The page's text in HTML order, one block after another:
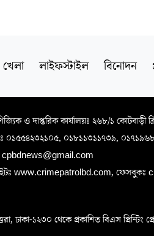
খেলা লাইফস্টাইল বিনোদন
ও দাপ্তরিক কার্যালয়ঃ ২৬৮/১
০১৫৫৪২৩২১০৫, ০১৮১১৩১১৭৩৯,
cpbdnews@gmail.com
www.crimepatrolbd.com, ফেসবুকঃ
১২৩০ থেকে প্রকাশিত বিএস প্রিন্টিং